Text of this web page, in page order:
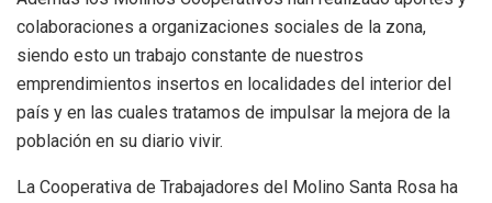
colaboraciones a organizaciones sociales de la zona,
siendo esto un trabajo constante de nuestros
emprendimientos insertos en localidades del interior del
país y en las cuales tratamos de impulsar la mejora de la
población en su diario vivir.
La Cooperativa de Trabajadores del Molino Santa Rosa ha